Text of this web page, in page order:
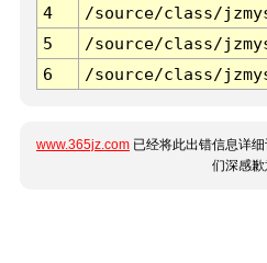
4
/source/class/
5
/source/class/
6
/source/class/
www.365jz.com 已经将此出错信息详
们深感歉